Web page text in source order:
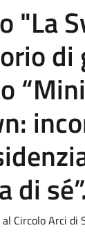
"La
di
“Mini
di
Circolo Arci di